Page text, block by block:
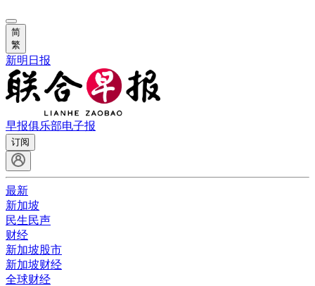
简
繁
新明日报
早报俱乐部电子报
订阅
最新
新加坡
民生民声
财经
新加坡股市
新加坡财经
全球财经